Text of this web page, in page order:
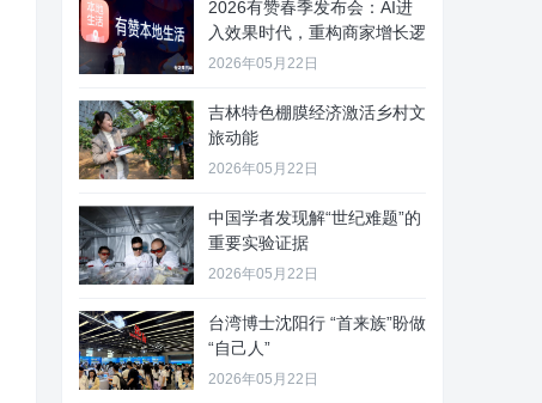
2026有赞春季发布会：AI进
入效果时代，重构商家增长逻
2026年05月22日
吉林特色棚膜经济激活乡村文
旅动能
2026年05月22日
中国学者发现解“世纪难题”的
重要实验证据
2026年05月22日
台湾博士沈阳行 “首来族”盼做
“自己人”
2026年05月22日